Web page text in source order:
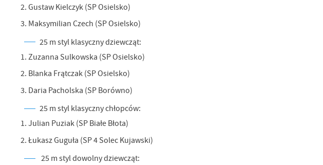
2. Gustaw Kielczyk (SP Osielsko)
3. Maksymilian Czech (SP Osielsko)
25 m styl klasyczny dziewcząt:
1. Zuzanna Sulkowska (SP Osielsko)
2. Blanka Frątczak (SP Osielsko)
3. Daria Pacholska (SP Borówno)
25 m styl klasyczny chłopców:
1. Julian Puziak (SP Białe Błota)
2. Łukasz Guguła (SP 4 Solec Kujawski)
25 m styl dowolny dziewcząt: